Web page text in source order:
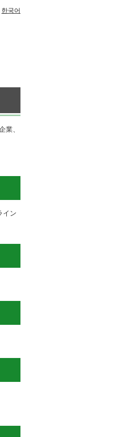
한국어
業、
イン